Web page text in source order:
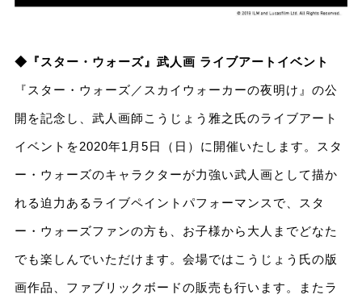
◆『スター・ウォーズ』武人画 ライブアートイベント
『スター・ウォーズ／スカイウォーカーの夜明け』の公
開を記念し、武人画師こうじょう雅之氏のライブアート
イベントを2020年1月5日（日）に開催いたします。スタ
ー・ウォーズのキャラクターが力強い武人画として描か
れる迫力あるライブペイントパフォーマンスで、スタ
ー・ウォーズファンの方も、お子様から大人までどなた
でも楽しんでいただけます。会場ではこうじょう氏の版
画作品、ファブリックボードの販売も行います。またラ